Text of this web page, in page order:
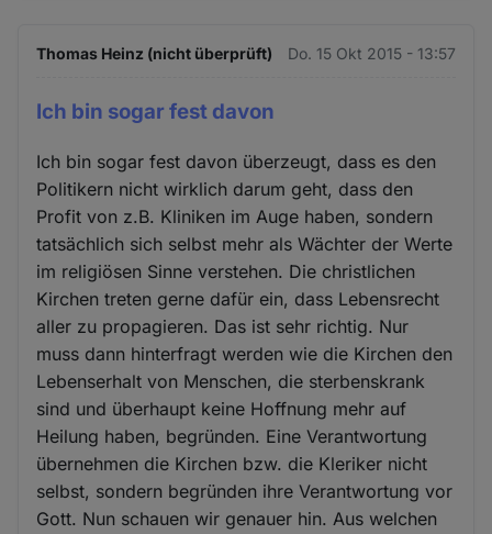
Thomas Heinz (nicht überprüft) Do. 15 Okt 2015 - 13:57
Ich bin sogar fest davon
Ich bin sogar fest davon überzeugt, dass es den
Politikern nicht wirklich darum geht, dass den
Profit von z.B. Kliniken im Auge haben, sondern
tatsächlich sich selbst mehr als Wächter der Werte
im religiösen Sinne verstehen. Die christlichen
Kirchen treten gerne dafür ein, dass Lebensrecht
aller zu propagieren. Das ist sehr richtig. Nur
muss dann hinterfragt werden wie die Kirchen den
Lebenserhalt von Menschen, die sterbenskrank
sind und überhaupt keine Hoffnung mehr auf
Heilung haben, begründen. Eine Verantwortung
übernehmen die Kirchen bzw. die Kleriker nicht
selbst, sondern begründen ihre Verantwortung vor
Gott. Nun schauen wir genauer hin. Aus welchen